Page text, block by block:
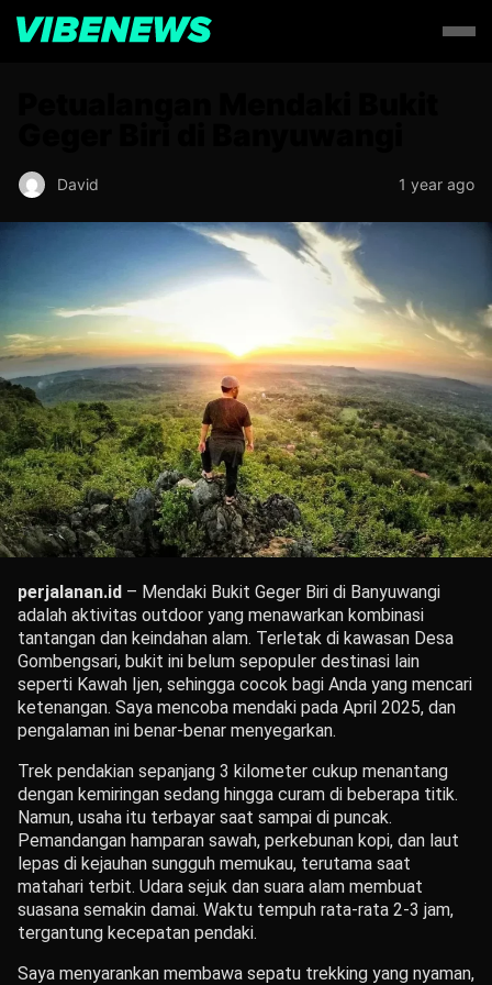
David 1 year ago
perjalanan.id – Mendaki Bukit Geger Biri di Banyuwangi
adalah aktivitas outdoor yang menawarkan kombinasi
tantangan dan keindahan alam. Terletak di kawasan Desa
Gombengsari, bukit ini belum sepopuler destinasi lain
seperti Kawah Ijen, sehingga cocok bagi Anda yang mencari
ketenangan. Saya mencoba mendaki pada April 2025, dan
pengalaman ini benar-benar menyegarkan.
Trek pendakian sepanjang 3 kilometer cukup menantang
dengan kemiringan sedang hingga curam di beberapa titik.
Namun, usaha itu terbayar saat sampai di puncak.
Pemandangan hamparan sawah, perkebunan kopi, dan laut
lepas di kejauhan sungguh memukau, terutama saat
matahari terbit. Udara sejuk dan suara alam membuat
suasana semakin damai. Waktu tempuh rata-rata 2-3 jam,
tergantung kecepatan pendaki.
Saya menyarankan membawa sepatu trekking yang nyaman,